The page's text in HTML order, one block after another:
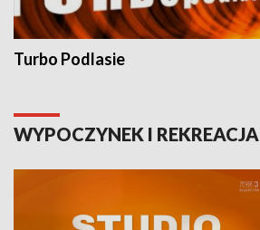
Turbo Podlasie
WYPOCZYNEK I REKREACJA